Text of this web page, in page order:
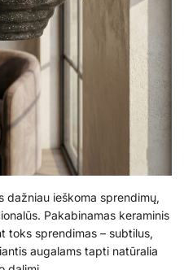
dažniau ieškoma sprendimų,
Pakabinamas keraminis
toks sprendimas – subtilus,
augalams tapti natūralia